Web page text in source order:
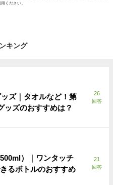
ください。
キング
ズ｜タオルなど！第
ッズのおすすめは？
26
回答
）｜ワンタッチ
るボトルのおすすめ
21
回答